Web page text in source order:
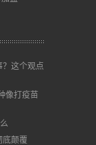
？这个观点
像打疫苗
颠覆